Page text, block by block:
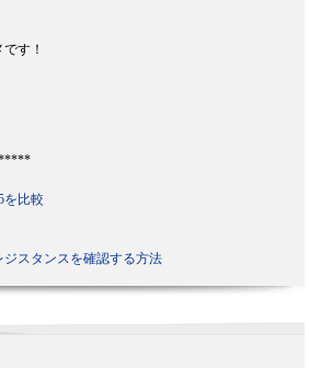
す！
を比較
スタンスを確認する方法